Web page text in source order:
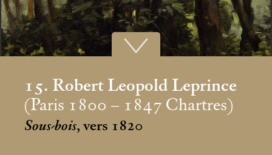
15. Robert Leopold Leprince
(Paris 1800 – 1847 Chartres)
Sous-bois, vers 1820